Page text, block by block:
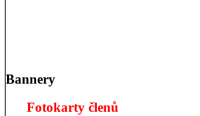
Bannery
Fotokarty členů